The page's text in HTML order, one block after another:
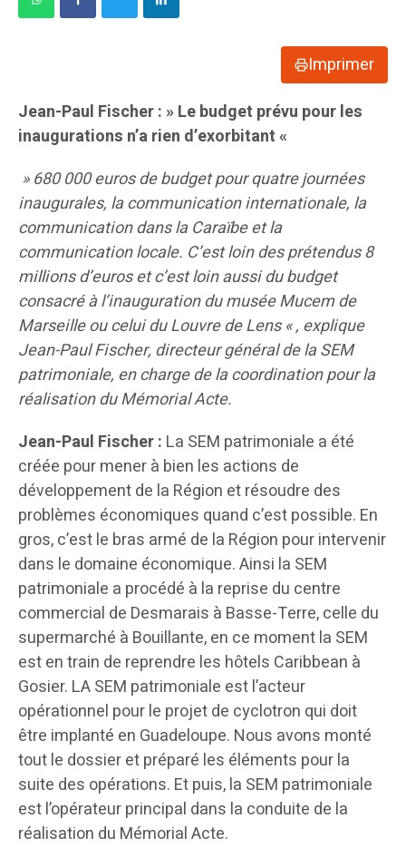
Imprimer
Jean-Paul Fischer : » Le budget prévu pour les
inaugurations n’a rien d’exorbitant «
» 680 000 euros de budget pour quatre journées
inaugurales, la communication internationale, la
communication dans la Caraïbe et la
communication locale. C’est loin des prétendus 8
millions d’euros et c’est loin aussi du budget
consacré à l’inauguration du musée Mucem de
Marseille ou celui du Louvre de Lens « , explique
Jean-Paul Fischer, directeur général de la SEM
patrimoniale, en charge de la coordination pour la
réalisation du Mémorial Acte.
Jean-Paul Fischer : La SEM patrimoniale a été
créée pour mener à bien les actions de
développement de la Région et résoudre des
problèmes économiques quand c’est possible. En
gros, c’est le bras armé de la Région pour intervenir
dans le domaine économique. Ainsi la SEM
patrimoniale a procédé à la reprise du centre
commercial de Desmarais à Basse-Terre, celle du
supermarché à Bouillante, en ce moment la SEM
est en train de reprendre les hôtels Caribbean à
Gosier. LA SEM patrimoniale est l’acteur
opérationnel pour le projet de cyclotron qui doit
être implanté en Guadeloupe. Nous avons monté
tout le dossier et préparé les éléments pour la
suite des opérations. Et puis, la SEM patrimoniale
est l’opérateur principal dans la conduite de la
réalisation du Mémorial Acte.